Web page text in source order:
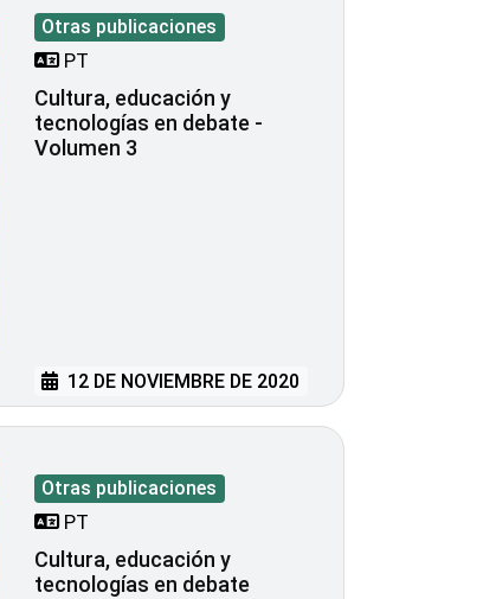
Otras publicaciones
PT
Cultura, educación y
tecnologías en debate -
Volumen 3
12 DE NOVIEMBRE DE 2020
Otras publicaciones
PT
Cultura, educación y
tecnologías en debate